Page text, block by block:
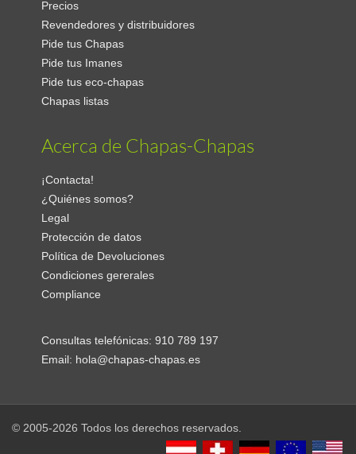
Precios
Revendedores y distribuidores
Pide tus Chapas
Pide tus Imanes
Pide tus eco-chapas
Chapas listas
Acerca de Chapas-Chapas
¡Contacta!
¿Quiénes somos?
Legal
Protección de datos
Política de Devoluciones
Condiciones gererales
Compliance
Consultas telefónicas:910 789 197
Email: hola@chapas-chapas.es
© 2005-2026 Todos los derechos reservados.